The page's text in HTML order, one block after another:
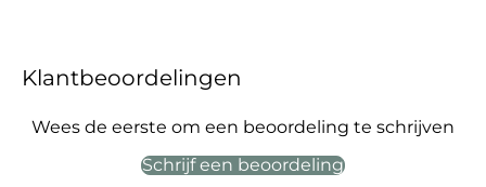
Klantbeoordelingen
Wees de eerste om een beoordeling te schrijven
Schrijf een beoordeling